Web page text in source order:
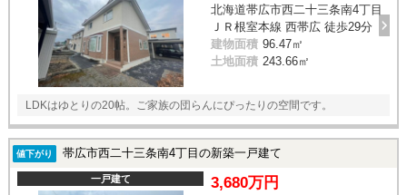
北海道帯広市西二十三条南4丁目
ＪＲ根室本線 西帯広 徒歩29分
建物面積 96.47㎡
土地面積 243.66㎡
LDKはゆとりの20帖。ご家族の団らんにぴったりの空間です。
値下がり 帯広市西二十三条南4丁目の新築一戸建て
一戸建て 3,680万円